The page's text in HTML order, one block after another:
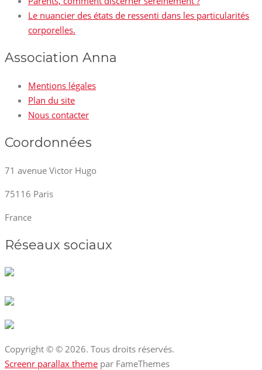
Le nuancier des états de ressenti dans les particularités
corporelles.
Association Anna
Mentions légales
Plan du site
Nous contacter
Coordonnées
71 avenue Victor Hugo
75116 Paris
France
Réseaux sociaux
Copyright © © 2026. Tous droits réservés.
Screenr parallax theme par FameThemes